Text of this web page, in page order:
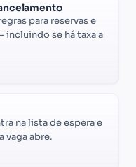
para reservas e
incluindo se há taxa a
na lista de espera e
vaga abre.